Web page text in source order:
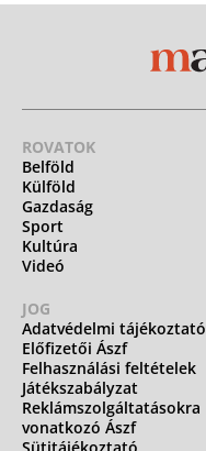
ROVATOK
Belföld
Külföld
Gazdaság
Sport
Kultúra
Videó
JOG
Adatvédelmi tájékoztató
Előfizetői Ászf
Felhasználási feltételek
Játékszabályzat
Reklámszolgáltatásokra
vonatkozó Ászf
Sütitájékoztató